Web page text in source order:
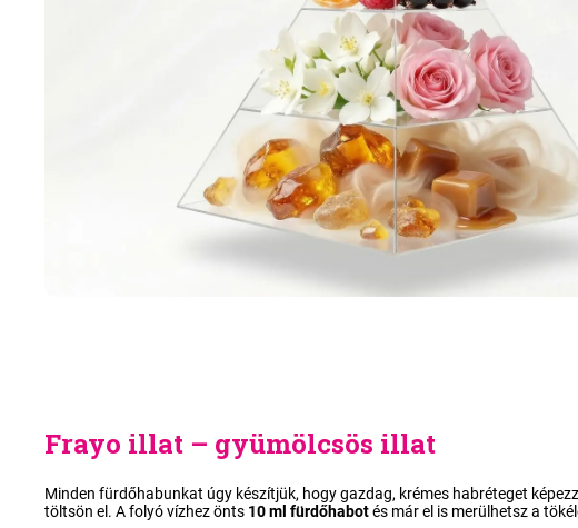
Frayo illat – gyümölcsös illat
Minden fürdőhabunkat úgy készítjük, hogy gazdag, krémes habréteget
töltsön el. A folyó vízhez önts 10 ml fürdőhabotés már el is merülhetsz a